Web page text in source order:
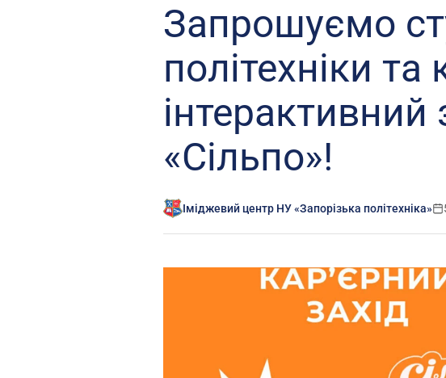
Запрошуємо
політехніки
інтерактивний
«Сільпо»!
Іміджевий центр НУ «Запорізька політехніка»